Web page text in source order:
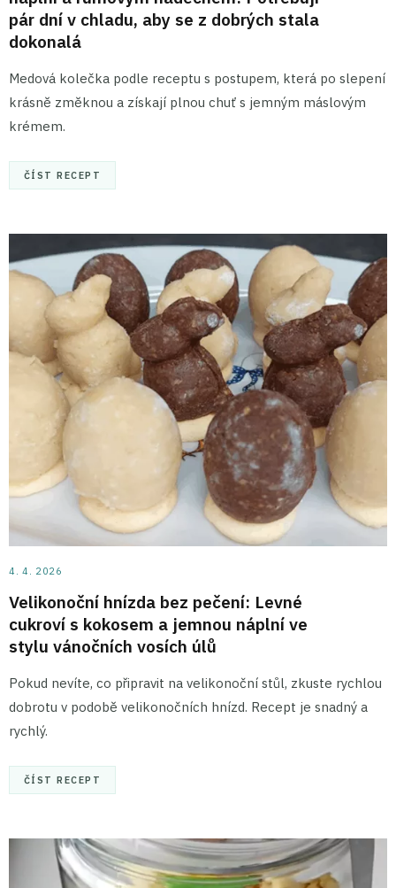
pár dní v chladu, aby se z dobrých stala
dokonalá
Medová kolečka podle receptu s postupem, která po slepení
krásně změknou a získají plnou chuť s jemným máslovým
krémem.
ČÍST RECEPT
4. 4. 2026
Velikonoční hnízda bez pečení: Levné
cukroví s kokosem a jemnou náplní ve
stylu vánočních vosích úlů
Pokud nevíte, co připravit na velikonoční stůl, zkuste rychlou
dobrotu v podobě velikonočních hnízd. Recept je snadný a
rychlý.
ČÍST RECEPT